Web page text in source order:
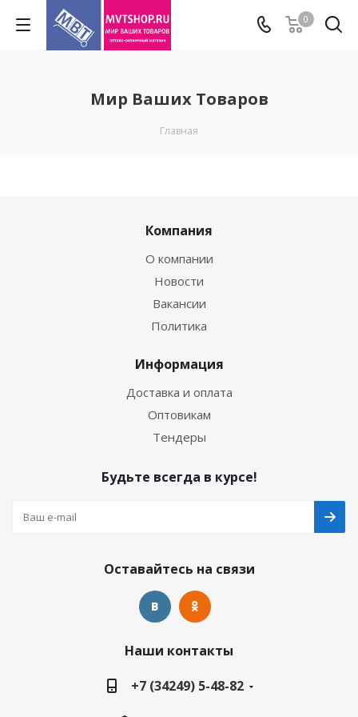
0
Мир Ваших Товаров
Главная
Компания
О компании
Новости
Вакансии
Политика
Информация
Доставка и оплата
Оптовикам
Тендеры
Будьте всегда в курсе!
Оставайтесь на связи
Наши контакты
+7 (34249) 5-48-82